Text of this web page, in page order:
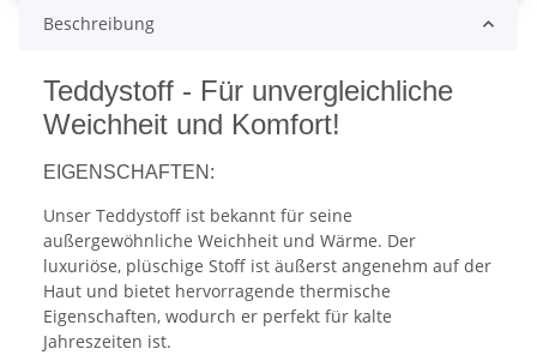
Beschreibung
Teddystoff - Für unvergleichliche
Weichheit und Komfort!
EIGENSCHAFTEN:
Unser Teddystoff ist bekannt für seine
außergewöhnliche Weichheit und Wärme. Der
luxuriöse, plüschige Stoff ist äußerst angenehm auf der
Haut und bietet hervorragende thermische
Eigenschaften, wodurch er perfekt für kalte
Jahreszeiten ist.